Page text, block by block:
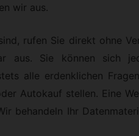
wir aus.
rufen Sie direkt ohne
aus. Sie können sich
alle erdenklichen
Autokauf stellen. Eine
behandeln Ihr